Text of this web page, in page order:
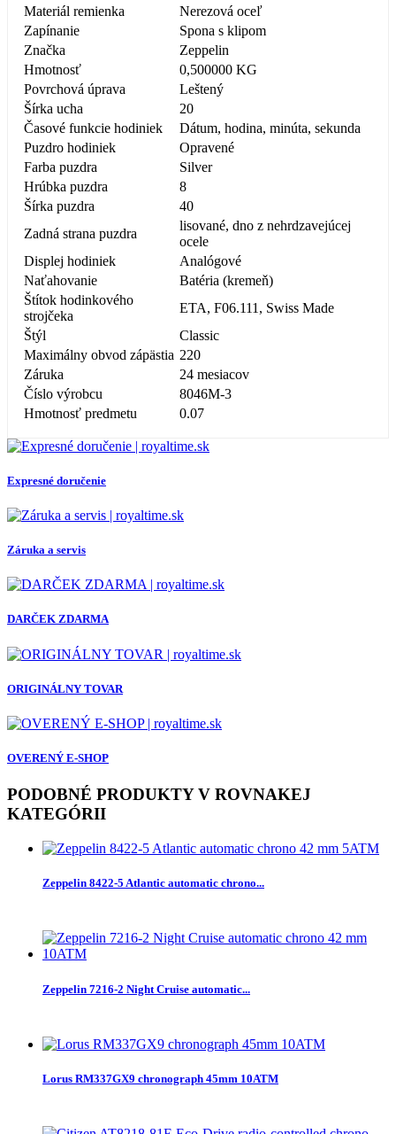
Materiál remienka
Nerezová oceľ
Zapínanie
Spona s klipom
Značka
Zeppelin
Hmotnosť
0,500000 KG
Povrchová úprava
Leštený
Šírka ucha
20
Časové funkcie hodiniek
Dátum, hodina, minúta, sekunda
Puzdro hodiniek
Opravené
Farba puzdra
Silver
Hrúbka puzdra
8
Šírka puzdra
40
Zadná strana puzdra
lisované, dno z nehrdzavejúcej
ocele
Displej hodiniek
Analógové
Naťahovanie
Batéria (kremeň)
Štítok hodinkového
strojčeka
ETA, F06.111, Swiss Made
Štýl
Classic
Maximálny obvod zápästia 220
Záruka
24 mesiacov
Číslo výrobcu
8046M-3
Hmotnosť predmetu
0.07
Expresné doručenie
Záruka a servis
DARČEK ZDARMA
ORIGINÁLNY TOVAR
OVERENÝ E-SHOP
PODOBNÉ PRODUKTY V ROVNAKEJ
KATEGÓRII
Zeppelin 8422-5 Atlantic automatic chrono...
Zeppelin 7216-2 Night Cruise automatic...
Lorus RM337GX9 chronograph 45mm 10ATM